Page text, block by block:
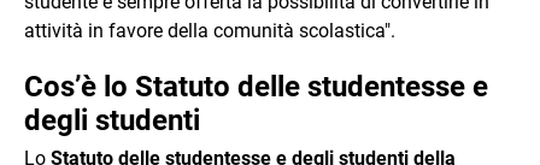
attività in favore della comunità scolastica".
Cos’è lo Statuto delle studentesse e
degli studenti
Lo Statuto delle studentesse e degli studenti della